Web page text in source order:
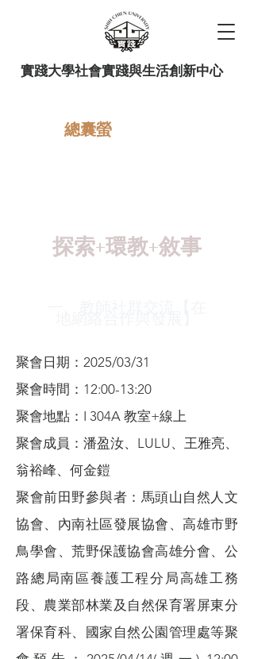
實踐大學社會實踐與生活創新中心
總囊螢
探索+環教+敘事
聚會日期：2025/03/31
聚會時間：12:00-13:20
聚會地點：I 304A 教室+線上
聚會成員：潘盈汝、LULU、王雅亮、
翁裕峰、何金鎧
聚會前田野參與者：馬頭山自然人文
協會、內南社區發展協會、高雄市野
鳥學會、荒野保護協會高雄分會、公
路總局南區養護工程分局高雄工務
段、農業部林業及自然保育署屏東分
署保育科、國家自然公園管理處等聚